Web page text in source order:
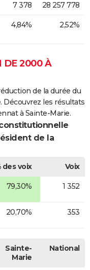
7 378 28 257 778
4,84% 2,52%
DE 2000 À
de la durée du
Découvrez les résultats
à Sainte-Marie.
de la
des voix
Voix
79,30% 1 352
20,70% 353
Sainte-
Marie
National